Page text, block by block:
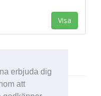
erbjuda dig
att
Visa